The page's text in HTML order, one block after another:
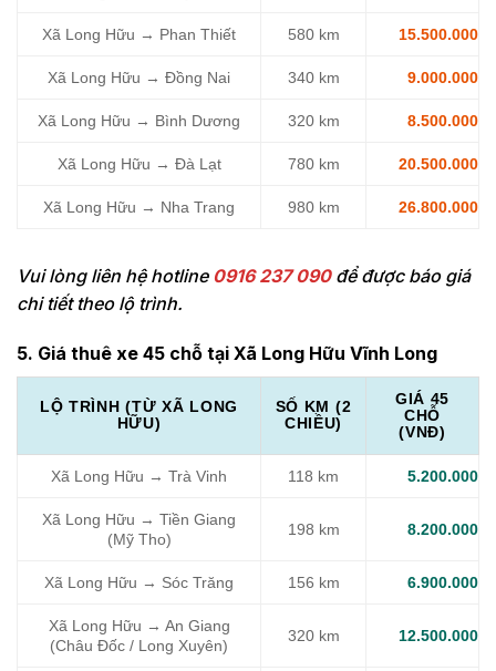
Xã Long Hữu → Phan Thiết 580 km 15.500.000
Xã Long Hữu → Đồng Nai 340 km 9.000.000
Xã Long Hữu → Bình Dương 320 km 8.500.000
Xã Long Hữu → Đà Lạt 780 km 20.500.000
Xã Long Hữu → Nha Trang 980 km 26.800.000
Vui lòng liên hệ hotline 0916 237 090để được báo giá
chi tiết theo lộ trình.
5. Giá thuê xe 45 chỗ tại Xã Long Hữu Vĩnh Long
LỘ TRÌNH (TỪ XÃ LONG
HỮU)
SỐ KM (2
CHIỀU)
GIÁ 45
CHỖ
(VNĐ)
Xã Long Hữu → Trà Vinh 118 km 5.200.000
Xã Long Hữu → Tiền Giang
(Mỹ Tho)
198 km 8.200.000
Xã Long Hữu → Sóc Trăng 156 km 6.900.000
Xã Long Hữu → An Giang
(Châu Đốc / Long Xuyên)
320 km 12.500.000